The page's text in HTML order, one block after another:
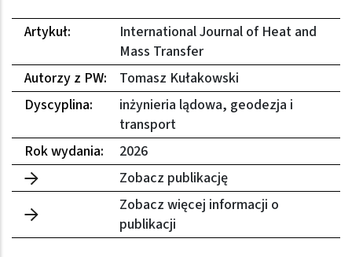
Artykuł:
International Journal of Heat and
Mass Transfer
Autorzy z PW:
Tomasz Kułakowski
Dyscyplina:
inżynieria lądowa, geodezja i
transport
Rok wydania:
2026
Zobacz publikację
Zobacz więcej informacji o
publikacji